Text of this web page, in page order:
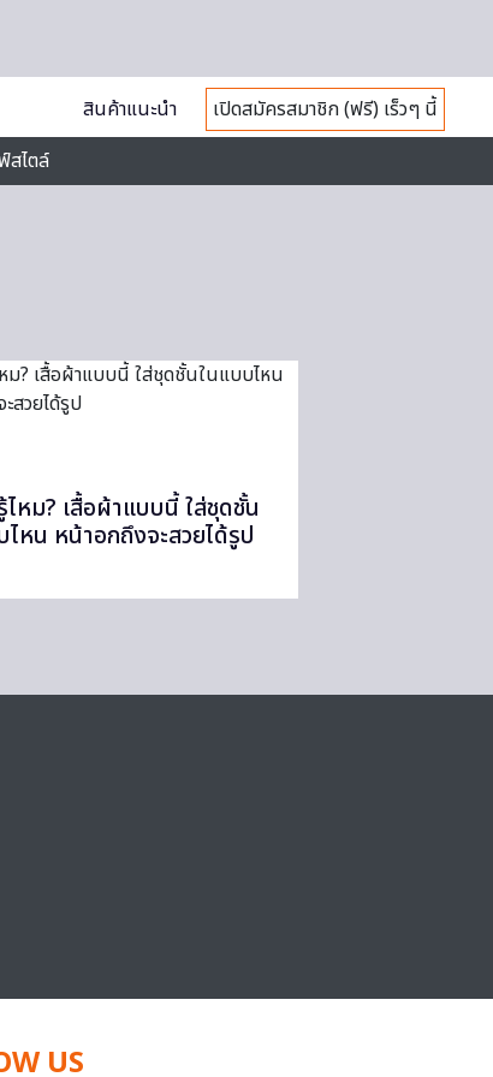
สินค้าแนะนำ
เปิดสมัครสมาชิก (ฟรี) เร็วๆ นี้
สไตล์
ไหม? เสื้อผ้าแบบนี้ ใส่ชุดชั้น
ไหน หน้าอกถึงจะสวยได้รูป
US